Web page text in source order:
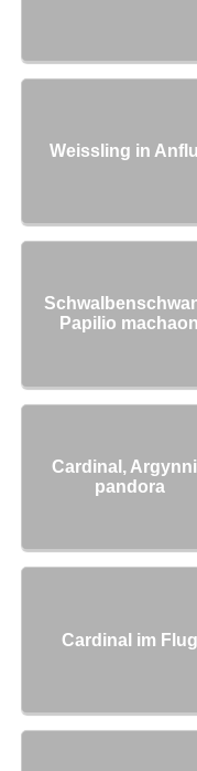
Weissling in
Papilio machaon
Cardinal,
pandora
Cardinal im Flug